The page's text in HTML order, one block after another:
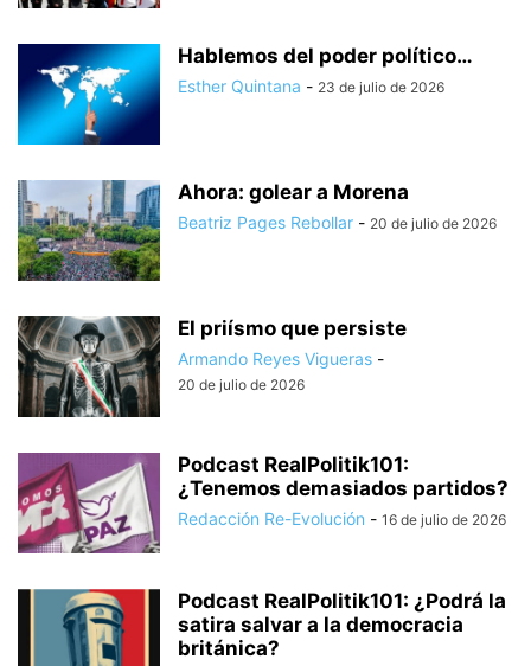
Hablemos del poder político…
Esther Quintana - 23 de julio de 2026
Ahora: golear a Morena
Beatriz Pages Rebollar - 20 de julio de 2026
El priísmo que persiste
Armando Reyes Vigueras -
20 de julio de 2026
Podcast RealPolitik101:
¿Tenemos demasiados partidos?
Redacción Re-Evolución - 16 de julio de 2026
Podcast RealPolitik101: ¿Podrá la
satira salvar a la democracia
británica?